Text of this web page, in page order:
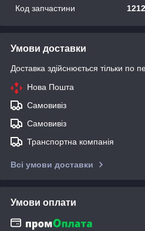
Код запчастини
Умови доставки
Доставка здійснюється тільки по
Нова Пошта
Самовивіз
Самовивіз
Транспортна компанія
Всі умови доставки
Умови оплати